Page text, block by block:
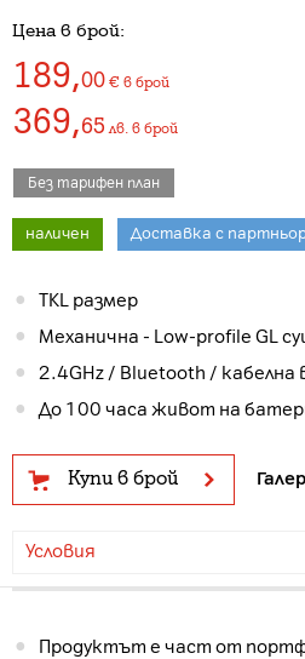
Цена в брой:
189,00 € в брой
369,65 лв. в брой
Без тарифен план
наличен Доставка с
TKL размер
Механична - Low-profile GL
2.4GHz / Bluetooth / кабелна
До 100 часа живот на
Купи в брой
Условия
Продуктът е част от